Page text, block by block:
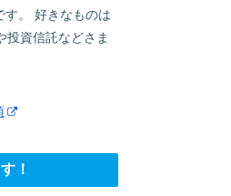
す。 好きなものは
投資信託などさま
！